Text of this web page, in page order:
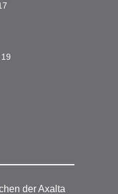
der Axalta